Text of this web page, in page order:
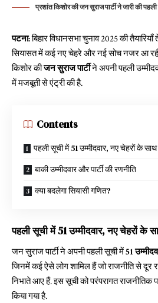
प्रशांत किशोर की जन सुराज पार्टी ने जारी की
पटना:बिहार विधानसभा चुनाव 2025 की
सियासत में कई नए चेहरे और नई सोच नजर आ
किशोर कीजन सुराज पार्टीने अपनी पहली
में मजबूती से एंट्री की है.
Contents
पहली सूची में 51 उम्मीदवार, नए चेहरों के साथ
बाकी उम्मीदवार और पार्टी की रणनीति
क्या बदलेगा सियासी गणित?
पहली सूची में 51 उम्मीदवार, नए चेहरों के
जन सुराज पार्टी ने अपनी पहली सूची में51
जिनमें कई ऐसे लोग शामिल हैं जो राजनीति से दूर
निभाते आए हैं. इस सूची को परंपरागत राजनीतिक
किया गया है.